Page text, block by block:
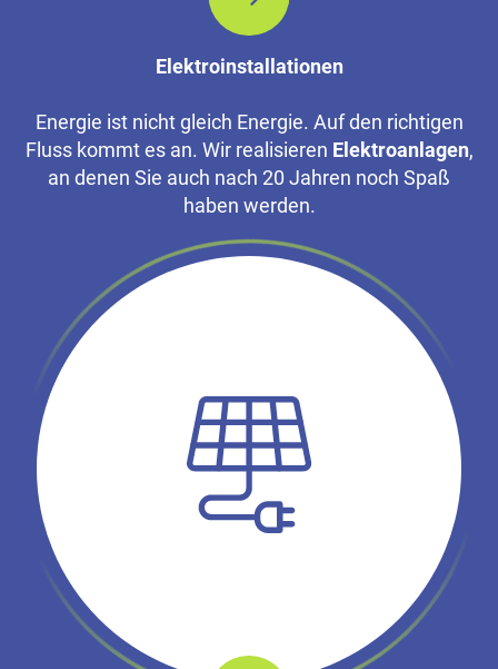
Elektroinstallationen
Energie ist nicht gleich Energie. Auf den richtigen
Fluss kommt es an. Wir realisieren Elektroanlagen,
an denen Sie auch nach 20 Jahren noch Spaß
haben werden.